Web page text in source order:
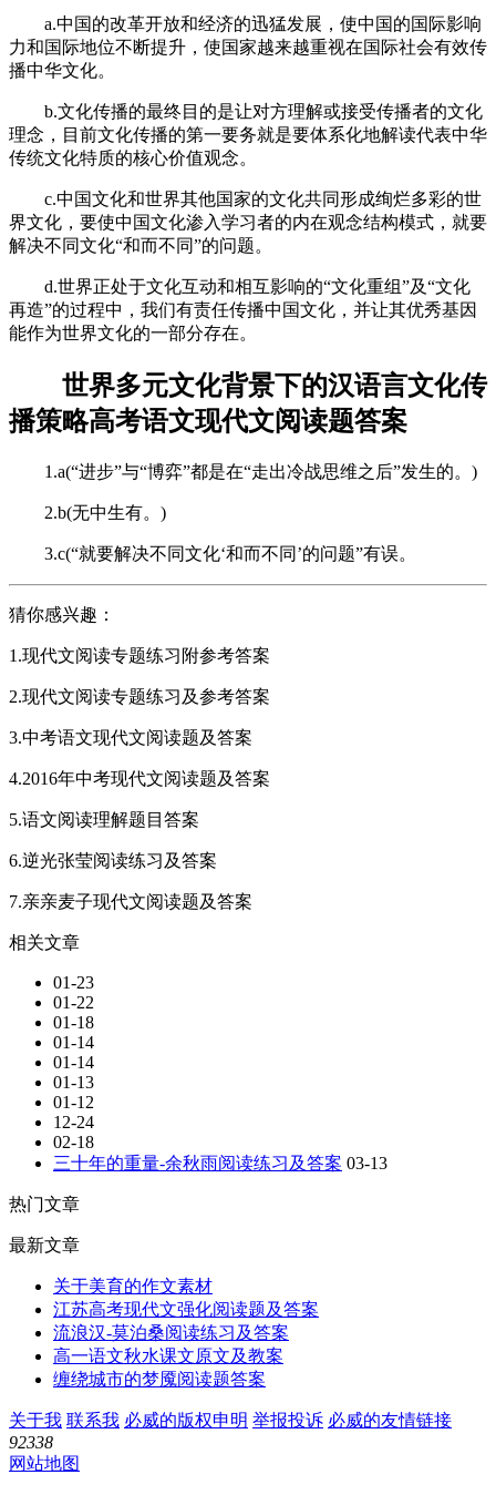
a.中国的改革开放和经济的迅猛发展，使中国的国际影响
力和国际地位不断提升，使国家越来越重视在国际社会有效传
播中华文化。
b.文化传播的最终目的是让对方理解或接受传播者的文化
理念，目前文化传播的第一要务就是要体系化地解读代表中华
传统文化特质的核心价值观念。
c.中国文化和世界其他国家的文化共同形成绚烂多彩的世
界文化，要使中国文化渗入学习者的内在观念结构模式，就要
解决不同文化“和而不同”的问题。
d.世界正处于文化互动和相互影响的“文化重组”及“文化
再造”的过程中，我们有责任传播中国文化，并让其优秀基因
能作为世界文化的一部分存在。
世界多元文化背景下的汉语言文化传
播策略高考语文现代文阅读题答案
1.a(“进步”与“博弈”都是在“走出冷战思维之后”发生的。)
2.b(无中生有。)
3.c(“就要解决不同文化‘和而不同’的问题”有误。
猜你感兴趣：
1.现代文阅读专题练习附参考答案
2.现代文阅读专题练习及参考答案
3.中考语文现代文阅读题及答案
4.2016年中考现代文阅读题及答案
5.语文阅读理解题目答案
6.逆光张莹阅读练习及答案
7.亲亲麦子现代文阅读题及答案
相关文章
01-23
01-22
01-18
01-14
01-14
01-13
01-12
12-24
02-18
三十年的重量-余秋雨阅读练习及答案 03-13
热门文章
最新文章
关于美育的作文素材
江苏高考现代文强化阅读题及答案
流浪汉-莫泊桑阅读练习及答案
高一语文秋水课文原文及教案
缠绕城市的梦魇阅读题答案
关于我 联系我 必威的版权申明 举报投诉 必威的友情链接
92338
网站地图